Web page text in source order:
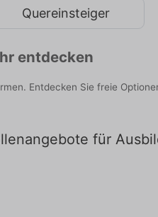
Quereinsteiger
entdecken
Entdecken Sie freie
für